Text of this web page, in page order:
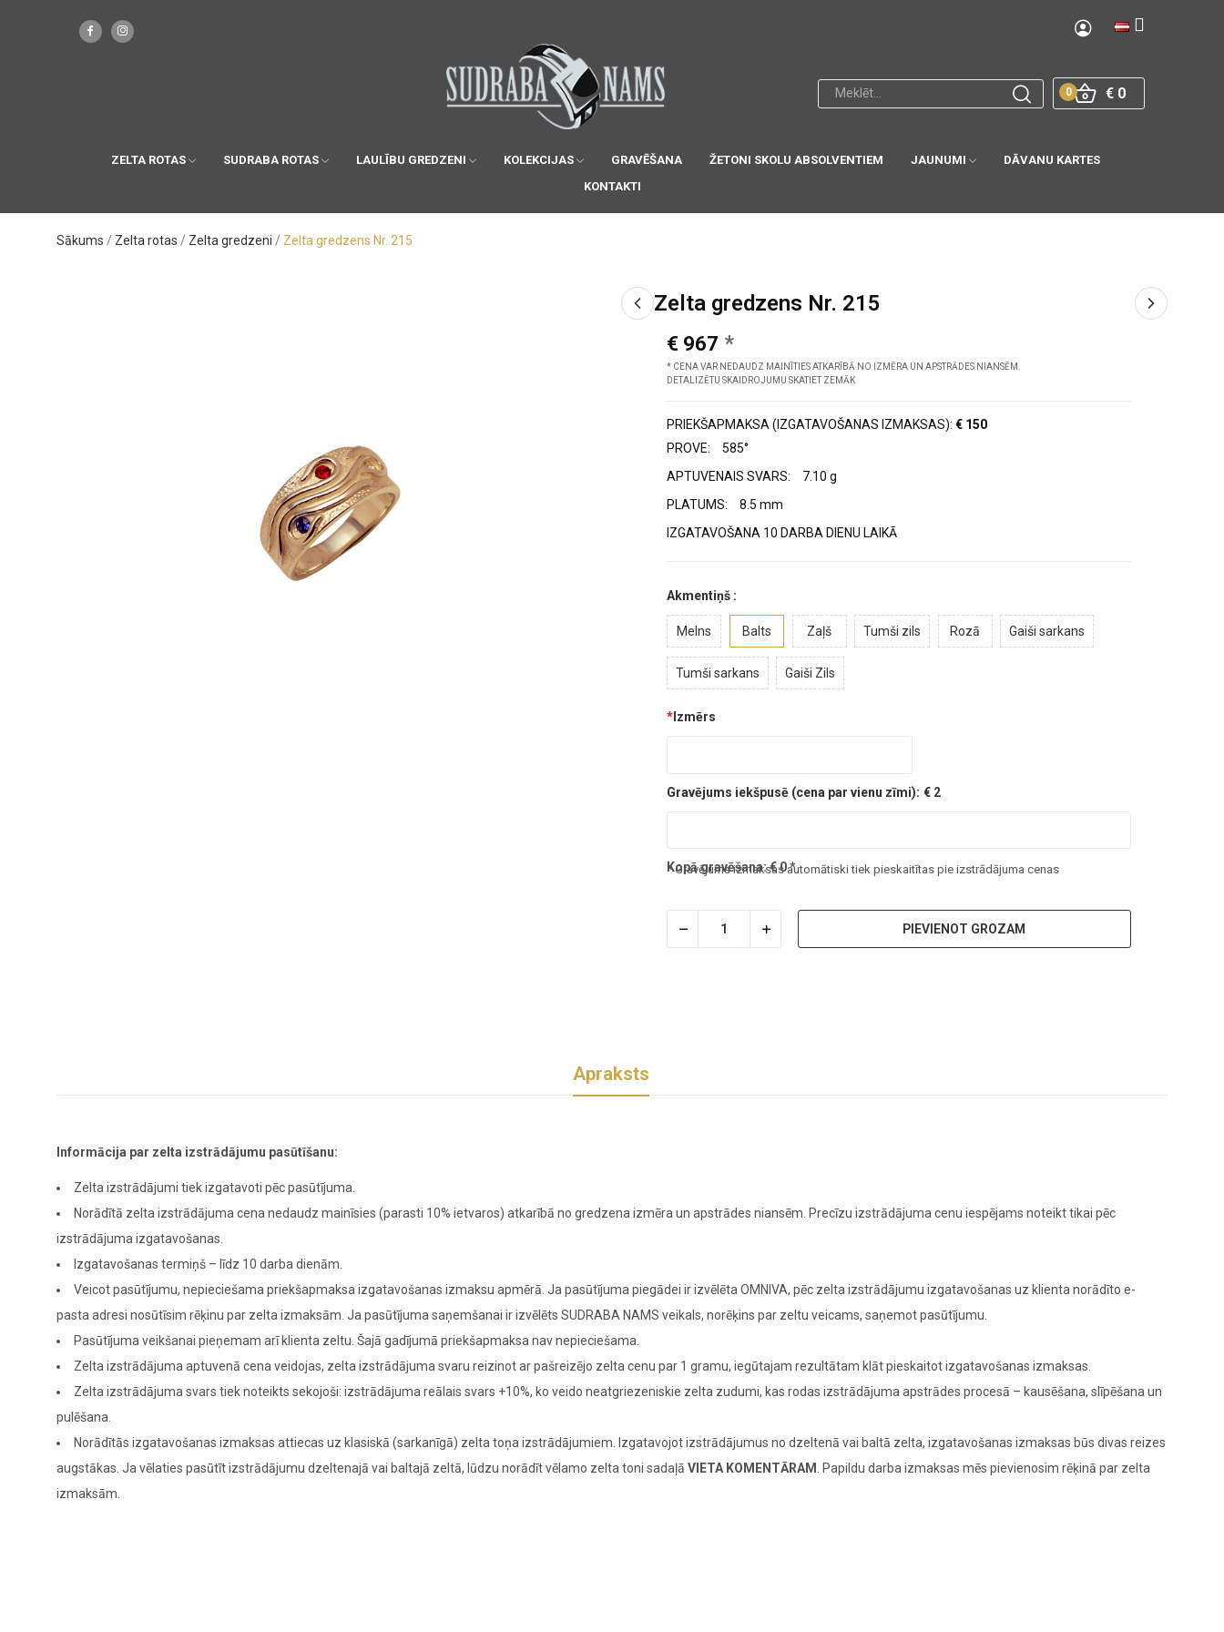
€ 0
0
ZELTA ROTAS SUDRABA ROTAS LAULĪBU GREDZENI KOLEKCIJAS GRAVĒŠANA ŽETONI SKOLU ABSOLVENTIEM JAUNUMI
DĀVANU KARTES
KONTAKTI
Sākums Zelta rotas Zelta gredzeni Zelta gredzens Nr. 215
Zelta gredzens Nr. 215
€ 967
* CENA VAR NEDAUDZ MAINĪTIES ATKARĪBĀ NO IZMĒRA UN APSTRĀDES NIANSĒM.
DETALIZĒTU SKAIDROJUMU SKATIET ZEMĀK
PRIEKŠAPMAKSA (IZGATAVOŠANAS IZMAKSAS): € 150
PROVE:
585°
APTUVENAIS SVARS:
7.10 g
PLATUMS:
8.5 mm
IZGATAVOŠANA 10 DARBA DIENU LAIKĀ
Akmentiņš :
Melns Balts Zaļš Tumši zils Rozā Gaiši sarkans
Tumši sarkans Gaiši Zils
* Izmērs
Gravējums iekšpusē (cena par vienu zīmi): € 2
Kopā gravēšana:€0*
* Gravējuma izmaksas automātiski tiek pieskaitītas pie izstrādājuma cenas
PIEVIENOT GROZAM
Apraksts
Informācija par zelta izstrādājumu pasūtīšanu:
Zelta izstrādājumi tiek izgatavoti pēc pasūtījuma.
Norādītā zelta izstrādājuma cena nedaudz mainīsies (parasti 10% ietvaros) atkarībā no gredzena izmēra un apstrādes niansēm. Precīzu izstrādājuma cenu iespējams noteikt tikai pēc
izstrādājuma izgatavošanas.
Izgatavošanas termiņš – līdz 10 darba dienām.
Veicot pasūtījumu, nepieciešama priekšapmaksa izgatavošanas izmaksu apmērā. Ja pasūtījuma piegādei ir izvēlēta OMNIVA, pēc zelta izstrādājumu izgatavošanas uz klienta norādīto e-
pasta adresi nosūtīsim rēķinu par zelta izmaksām. Ja pasūtījuma saņemšanai ir izvēlēts SUDRABA NAMS veikals, norēķins par zeltu veicams, saņemot pasūtījumu.
Pasūtījuma veikšanai pieņemam arī klienta zeltu. Šajā gadījumā priekšapmaksa nav nepieciešama.
Zelta izstrādājuma aptuvenā cena veidojas, zelta izstrādājuma svaru reizinot ar pašreizējo zelta cenu par 1 gramu, iegūtajam rezultātam klāt pieskaitot izgatavošanas izmaksas.
Zelta izstrādājuma svars tiek noteikts sekojoši: izstrādājuma reālais svars +10%, ko veido neatgriezeniskie zelta zudumi, kas rodas izstrādājuma apstrādes procesā – kausēšana, slīpēšana un
pulēšana.
Norādītās izgatavošanas izmaksas attiecas uz klasiskā (sarkanīgā) zelta toņa izstrādājumiem. Izgatavojot izstrādājumus no dzeltenā vai baltā zelta, izgatavošanas izmaksas būs divas reizes
augstākas. Ja vēlaties pasūtīt izstrādājumu dzeltenajā vai baltajā zeltā, lūdzu norādīt vēlamo zelta toni sadaļā VIETA KOMENTĀRAM . Papildu darba izmaksas mēs pievienosim rēķinā par zelta
izmaksām.